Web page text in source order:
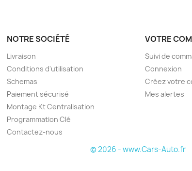
NOTRE SOCIÉTÉ
Livraison
Conditions d'utilisation
Schemas
Paiement sécurisé
Montage Kt Centralisation
Programmation Clé
Contactez-nous
VOTRE
Suivi de
Connexion
Créez votre
Mes alertes
© 2026 - www.Cars-Auto.fr